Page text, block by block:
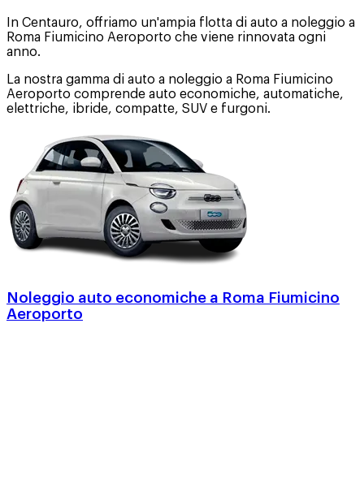
In Centauro, offriamo un'ampia flotta di auto a noleggio a
Roma Fiumicino Aeroporto che viene rinnovata ogni
anno.
La nostra gamma di auto a noleggio a Roma Fiumicino
Aeroporto comprende auto economiche, automatiche,
elettriche, ibride, compatte, SUV e furgoni.
Noleggio auto economiche a Roma Fiumicino
Aeroporto